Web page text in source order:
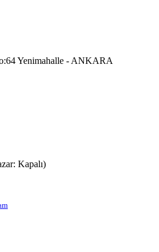
Yenimahalle - ANKARA
Kapalı)